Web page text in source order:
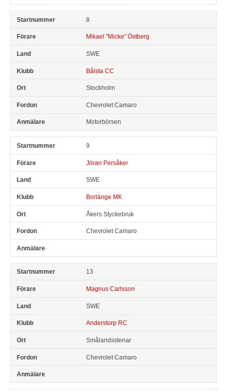
8
Mikael "Micke" Östberg
SWE
Bålsta CC
Stockholm
Chevrolet Camaro
Motorbörsen
9
Jöran Persåker
SWE
Borlänge MK
Åkers Styckebruk
Chevrolet Camaro
13
Magnus Carlsson
SWE
Anderstorp RC
Smålandsstenar
Chevrolet Camaro